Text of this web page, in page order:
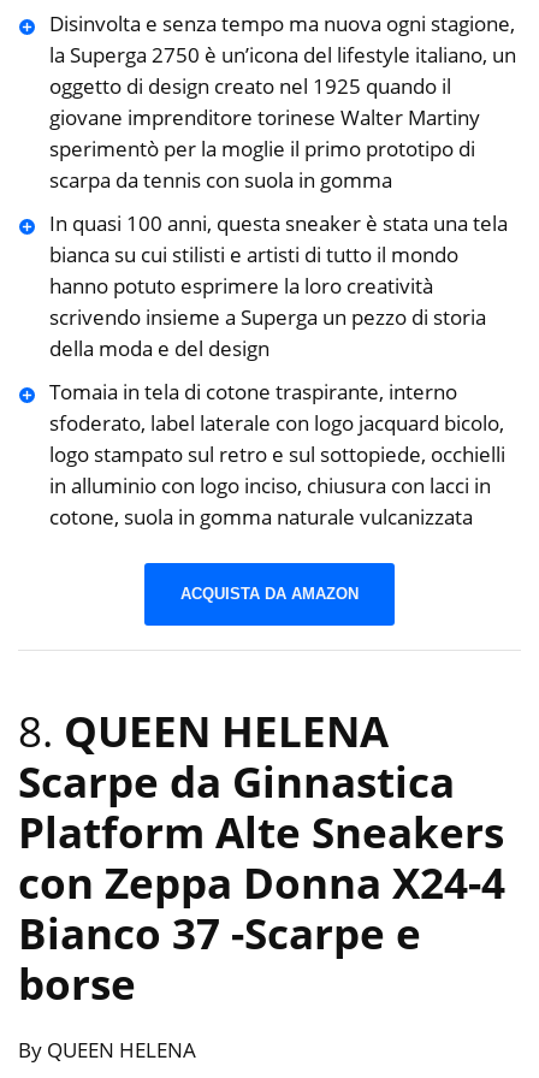
Disinvolta e senza tempo ma nuova ogni stagione,
la Superga 2750 è un’icona del lifestyle italiano, un
oggetto di design creato nel 1925 quando il
giovane imprenditore torinese Walter Martiny
sperimentò per la moglie il primo prototipo di
scarpa da tennis con suola in gomma
In quasi 100 anni, questa sneaker è stata una tela
bianca su cui stilisti e artisti di tutto il mondo
hanno potuto esprimere la loro creatività
scrivendo insieme a Superga un pezzo di storia
della moda e del design
Tomaia in tela di cotone traspirante, interno
sfoderato, label laterale con logo jacquard bicolo,
logo stampato sul retro e sul sottopiede, occhielli
in alluminio con logo inciso, chiusura con lacci in
cotone, suola in gomma naturale vulcanizzata
ACQUISTA DA AMAZON
8. QUEEN HELENA
Scarpe da Ginnastica
Platform Alte Sneakers
con Zeppa Donna X24-4
Bianco 37 -Scarpe e
borse
By QUEEN HELENA